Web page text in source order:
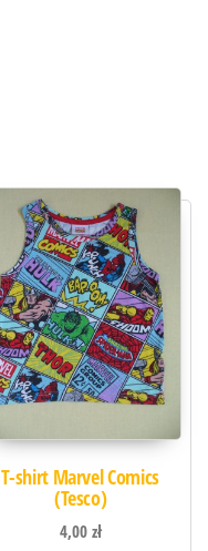
T-shirt Marvel Comics
(Tesco)
4,00zł